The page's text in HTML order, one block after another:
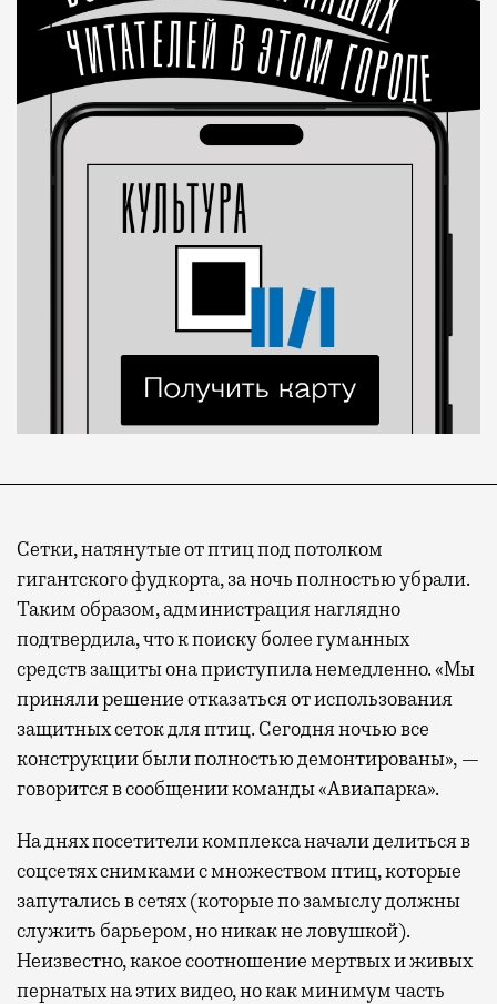
Сетки, натянутые от птиц под потолком
гигантского фудкорта, за ночь полностью убрали.
Таким образом, администрация наглядно
подтвердила, что к поиску более гуманных
средств защиты она приступила немедленно. «Мы
приняли решение отказаться от использования
защитных сеток для птиц. Сегодня ночью все
конструкции были полностью демонтированы», —
говорится в сообщении команды «Авиапарка».
На днях посетители комплекса начали делиться в
соцсетях снимками с множеством птиц, которые
запутались в сетях (которые по замыслу должны
служить барьером, но никак не ловушкой).
Неизвестно, какое соотношение мертвых и живых
пернатых на этих видео, но как минимум часть